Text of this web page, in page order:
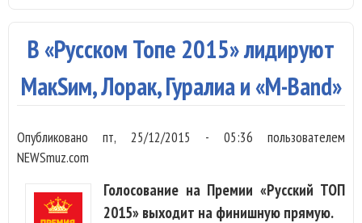
В «Русском Топе 2015» лидируют
МакSим, Лорак, Гуралиа и «M-Band»
Опубликованопт, 25/12/2015 - 05:36 пользователем
NEWSmuz.com
Голосование на Премии «Русский ТОП
2015» выходит на финишную прямую.